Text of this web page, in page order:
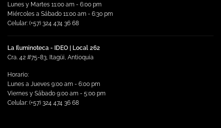
Lunes y Martes 11:00 am - 6:00 pm
Miércoles a Sábado 11:00 am - 6:30 pm
Celular: (+57) 324 474 36 68
La Iluminoteca - IDEO | Local 262
Cra. 42 #75-83, Itagüi, Antioquia
Horario:
Lunes a Jueves 9:00 am - 6:00 pm
Viernes y Sábado 9:00 am - 5:00 pm
Celular: (+57) 324 474 36 68